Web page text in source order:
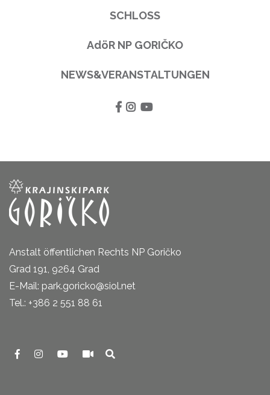
SCHLOSS
AdöR NP GORIČKO
NEWS&VERANSTALTUNGEN
Anstalt öffentlichen Rechts NP Goričko
Grad 191, 9264 Grad
E-Mail: park.goricko@siol.net
Tel.: +386 2 551 88 61